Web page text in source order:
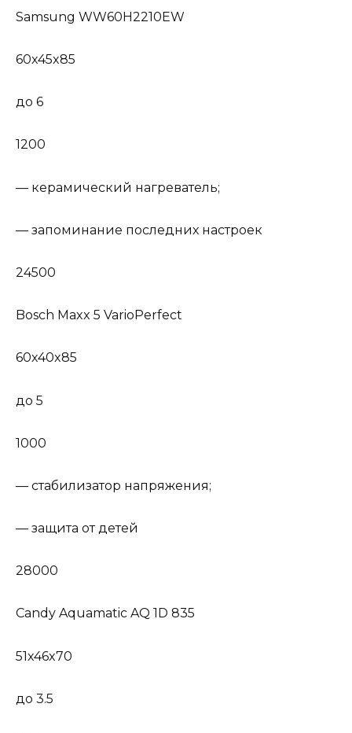
Samsung WW60H2210EW
60x45x85
до 6
1200
— керамический нагреватель;
— запоминание последних настроек
24500
Bosch Maxx 5 VarioPerfect
60x40x85
до 5
1000
— стабилизатор напряжения;
— защита от детей
28000
Candy Aquamatic AQ 1D 835
51x46x70
до 3.5